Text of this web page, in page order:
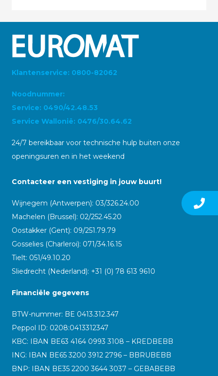
Klantenservice: 0800-82062
Noodnummer:
Service: 0490/42.48.53
Service Wallonië: 0476/30.64.62
24/7 bereikbaar voor technische hulp buiten onze
openingsuren en in het weekend
Contacteer een vestiging in jouw buurt!
Wijnegem (Antwerpen): 03/326.24.00
Machelen (Brussel): 02/252.45.20
Oostakker (Gent): 09/251.79.79
Gosselies (Charleroi): 071/34.16.15
Tielt: 051/49.10.20
Sliedrecht (Nederland): +31 (0) 78 613 9610
Financiële gegevens
BTW-nummer: BE 0413.312.347
Peppol ID: 0208:0413312347
KBC: IBAN BE63 4164 0993 3108 – KREDBEBB
ING: IBAN BE65 3200 3912 2796 – BBRUBEBB
BNP: IBAN BE35 2200 3644 3037 – GEBABEBB